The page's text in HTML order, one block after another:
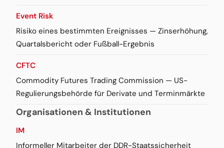
Event Risk
Risiko eines bestimmten Ereignisses — Zinserhöhung,
Quartalsbericht oder Fußball-Ergebnis
CFTC
Commodity Futures Trading Commission — US-
Regulierungsbehörde für Derivate und Terminmärkte
Organisationen & Institutionen
IM
Informeller Mitarbeiter der DDR-Staatssicherheit